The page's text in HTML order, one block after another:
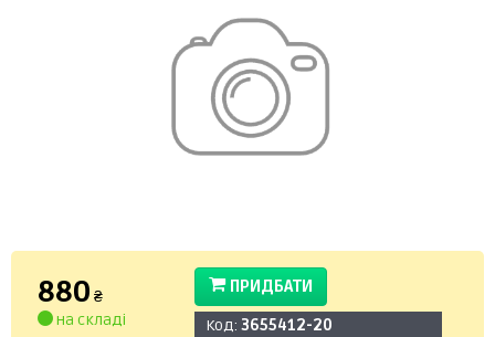
880 ₴
на складі
ПРИДБАТИ
Код: 3655412-20